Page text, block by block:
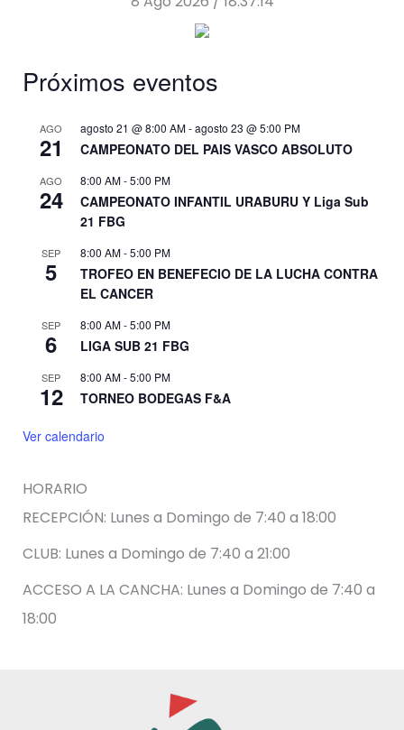
Próximos eventos
AGO
21
agosto 21 @ 8:00 AM-agosto 23 @ 5:00 PM
CAMPEONATO DEL PAIS VASCO ABSOLUTO
AGO
24
8:00 AM-5:00 PM
CAMPEONATO INFANTIL URABURU Y Liga Sub
21 FBG
SEP
5
8:00 AM-5:00 PM
TROFEO EN BENEFECIO DE LA LUCHA CONTRA
EL CANCER
SEP
6
8:00 AM-5:00 PM
LIGA SUB 21 FBG
SEP
12
8:00 AM-5:00 PM
TORNEO BODEGAS F&A
Ver calendario
HORARIO
RECEPCIÓN: Lunes a Domingo de 7:40 a 18:00
CLUB: Lunes a Domingo de 7:40 a 21:00
ACCESO A LA CANCHA: Lunes a Domingo de 7:40 a
18:00